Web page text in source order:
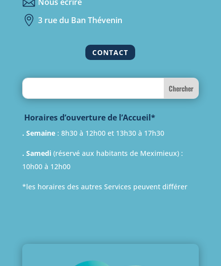
 3 rue du Ban Thévenin
CONTACT
Search
Horaires d’ouverture de l’Accueil*
. Semaine: 8h30 à 12h00 et 13h30 à 17h30
. Samedi(réservé aux habitants de Meximieux) :
10h00 à 12h00
*les horaires des autres Services peuvent différer